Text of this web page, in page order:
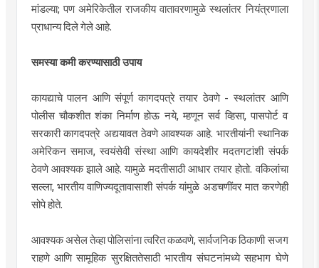
मांडल्या; पण अमेरिकेतील राजकीय वातावरणामुळे स्थलांतर नियंत्रणाला
प्राधान्य दिले गेले आहे.
समस्या कमी करण्यासाठी उपाय
कायद्याचे पालन आणि संपूर्ण कागदपत्रे तयार ठेवणे - स्थलांतर आणि
पोलीस चौकशीत शंका निर्माण होऊ नये, म्हणून सर्व व्हिसा, पासपोर्ट व
सरकारी कागदपत्रे अद्ययावत ठेवणे आवश्यक आहे. भारतीयांनी स्थानिक
अमेरिकन समाज, स्वयंसेवी संस्था आणि कायदेशीर मदतगटांशी संपर्क
ठेवणे आवश्यक झाले आहे. यामुळे मदतीसाठी आधार तयार होतो. वकिलांचा
सल्ला, भारतीय वाणिज्यदूतावासाशी संपर्क यांमुळे अडचणींवर मात करणेही
सोपे होते.
आवश्यक असेल तेव्हा पोलिसांना त्वरित कळवणे, सार्वजनिक ठिकाणी सजग
राहणे आणि सामूहिक सुरक्षिततेसाठी भारतीय संघटनांमध्ये सहभाग घेणे